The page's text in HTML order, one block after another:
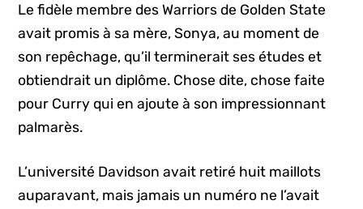
Le fidèle membre des Warriors de Golden State
avait promis à sa mère, Sonya, au moment de
son repêchage, qu’il terminerait ses études et
obtiendrait un diplôme. Chose dite, chose faite
pour Curry qui en ajoute à son impressionnant
palmarès.
L’université Davidson avait retiré huit maillots
auparavant, mais jamais un numéro ne l’avait